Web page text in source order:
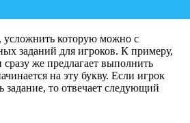
усложнить которую можно с
заданий для игроков. К примеру,
сразу же предлагает выполнить
на эту букву. Если игрок
задание, то отвечает следующий